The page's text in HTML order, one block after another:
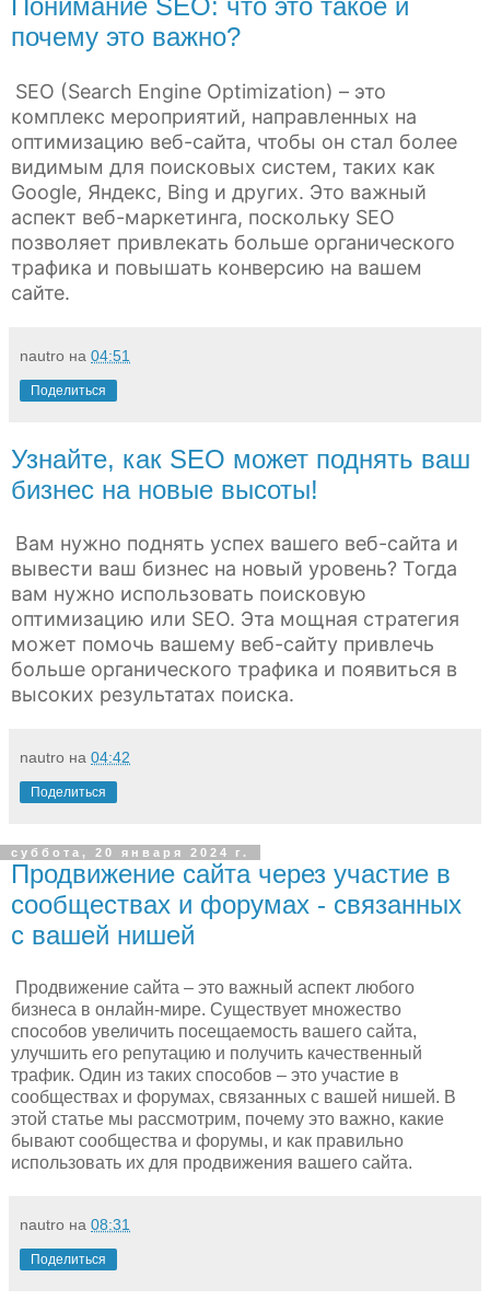
почему это важно?
SEO (Search Engine Optimization) – это
комплекс мероприятий, направленных на
оптимизацию веб-сайта, чтобы он стал более
видимым для поисковых систем, таких как
Google, Яндекс, Bing и других. Это важный
аспект веб-маркетинга, поскольку SEO
позволяет привлекать больше органического
трафика и повышать конверсию на вашем
сайте.
nautro на 04:51
Поделиться
Узнайте, как SEO может поднять ваш
бизнес на новые высоты!
Вам нужно поднять успех вашего веб-сайта и
вывести ваш бизнес на новый уровень? Тогда
вам нужно использовать поисковую
оптимизацию или SEO. Эта мощная стратегия
может помочь вашему веб-сайту привлечь
больше органического трафика и появиться в
высоких результатах поиска.
nautro на 04:42
Поделиться
суббота, 20 января 2024 г.
Продвижение сайта через участие в
сообществах и форумах - связанных
с вашей нишей
Продвижение сайта – это важный аспект любого
бизнеса в онлайн-мире. Существует множество
способов увеличить посещаемость вашего сайта,
улучшить его репутацию и получить качественный
трафик. Один из таких способов – это участие в
сообществах и форумах, связанных с вашей нишей. В
этой статье мы рассмотрим, почему это важно, какие
бывают сообщества и форумы, и как правильно
использовать их для продвижения вашего сайта.
nautro на 08:31
Поделиться